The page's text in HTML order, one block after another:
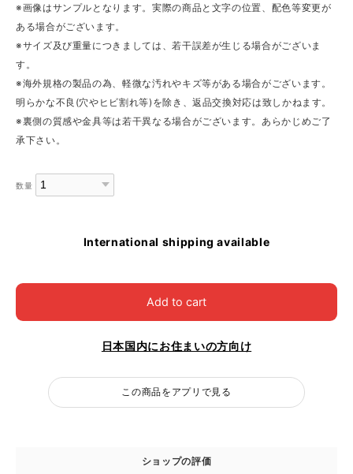
※画像はサンプルとなります。実際の商品と文字の位置、配色等変更が
ある場合がございます。
※サイズ及び重量につきましては、若干誤差が生じる場合がございま
す。
※海外規格の製品の為、軽微な汚れやキズ等がある場合がございます。
明らかな不良(穴やヒビ割れ等)を除き、返品交換対応は致しかねます。
※裏側の質感や金具等は若干異なる場合がございます。あらかじめご了
承下さい。
数量
International shipping available
Add to cart
日本国内にお住まいの方向け
この商品をアプリで見る
ショップの評価